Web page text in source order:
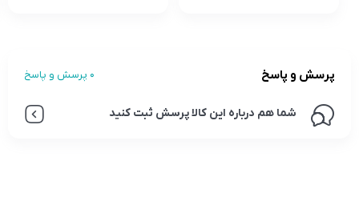
پرسش و پاسخ 0 پرسش و پاسخ
شما هم درباره این کالا پرسش ثبت کنید